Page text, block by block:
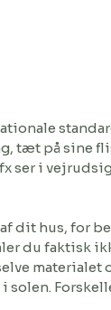
tæt på sine
ser i
hus, for
du faktisk
materialet